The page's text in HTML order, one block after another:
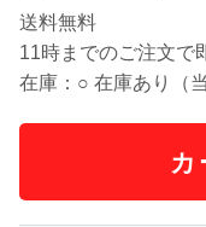
送料無料
11時までのご注文で
在庫：○ 在庫あり（
カ